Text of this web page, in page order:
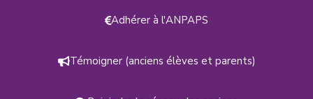
Adhérer à l'ANPAPS
Témoigner (anciens élèves et parents)